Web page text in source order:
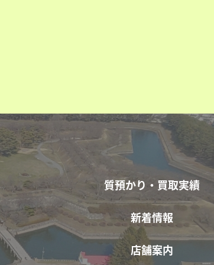
質預かり・買取実績
新着情報
店舗案内